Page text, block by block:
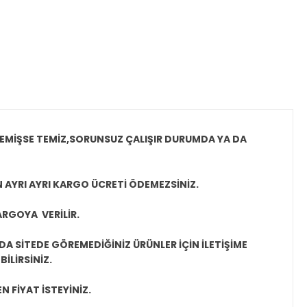
TEMİZ,SORUNSUZ ÇALIŞIR DURUMDA YA DA
AYRI KARGO ÜCRETİ ÖDEMEZSİNİZ.
VERİLİR.
SİTEDE GÖREMEDİĞİNİZ ÜRÜNLER İÇİN İLETİŞİME
FİYAT İSTEYİNİZ.